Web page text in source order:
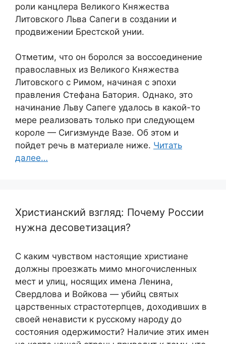
роли канцлера Великого Княжества
Литовского Льва Сапеги в создании и
продвижении Брестской унии.
Отметим, что он боролся за воссоединение
православных из Великого Княжества
Литовского с Римом, начиная с эпохи
правления Стефана Батория. Однако, это
начинание Льву Сапеге удалось в какой-то
мере реализовать только при следующем
короле — Сигизмунде Вазе. Об этом и
пойдет речь в материале ниже. Читать
далее…
Христианский взгляд: Почему России
нужна десоветизация?
С каким чувством настоящие христиане
должны проезжать мимо многочисленных
мест и улиц, носящих имена Ленина,
Свердлова и Войкова — убийц святых
царственных страстотерпцев, доходивших в
своей ненависти к русскому народу до
состояния одержимости? Наличие этих имен